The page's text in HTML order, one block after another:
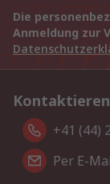
Die
Anmeldung zur
Kontaktieren
+41 (44)
Per E-